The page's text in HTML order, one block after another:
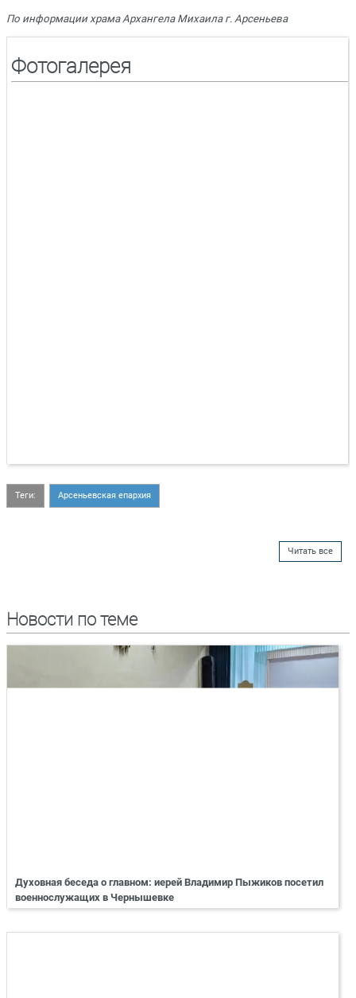
По информации храма Архангела Михаила г. Арсеньева
Фотогалерея
Теги: Арсеньевская епархия
Читать все
Новости по теме
Духовная беседа о главном: иерей Владимир Пыжиков посетил
военнослужащих в Чернышевке